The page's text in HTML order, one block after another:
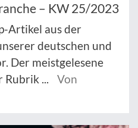
– KW 25/2023
Artikel aus der
deutschen und
Der meistgelesene
Rubrik ...
Von